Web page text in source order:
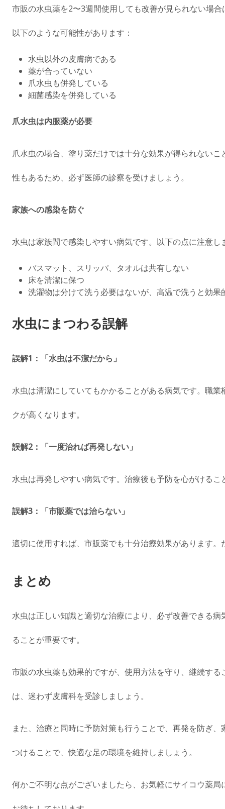
市販の水虫薬を2〜3週間使用しても改善が見られない場
以下のような可能性があります：
水虫以外の皮膚病である
薬が合っていない
爪水虫も併発している
細菌感染を併発している
爪水虫は内服薬が必要
爪水虫の場合、塗り薬だけでは十分な効果が得られない
性もあるため、必ず医師の診察を受けましょう。
家族への感染を防ぐ
水虫は家族間で感染しやすい病気です。以下の点に注意し
バスマット、スリッパ、タオルは共有しない
床を清潔に保つ
洗濯物は分けて洗う必要はないが、高温で洗うと効果
水虫にまつわる誤解
誤解1：「水虫は不潔だから」
水虫は清潔にしていてもかかることがある病気です。職
クが高くなります。
誤解2：「一度治れば再発しない」
水虫は再発しやすい病気です。治療後も予防を心がけるこ
誤解3：「市販薬では治らない」
適切に使用すれば、市販薬でも十分治療効果があります
まとめ
水虫は正しい知識と適切な治療により、必ず改善できる
ることが重要です。
市販の水虫薬も効果的ですが、使用方法を守り、継続す
は、迷わず皮膚科を受診しましょう。
また、治療と同時に予防対策も行うことで、再発を防ぎ
つけることで、快適な足の環境を維持しましょう。
何かご不明な点がございましたら、お気軽にサイコウ薬